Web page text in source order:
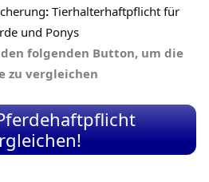
: Tierhalterhaftpflicht für
und Ponys
folgenden Button, um die
zu vergleichen